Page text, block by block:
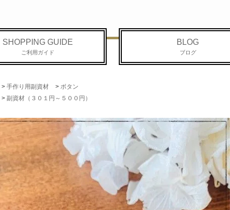
SHOPPING GUIDE
ご利用ガイド
BLOG
ブログ
> 手作り用副資材 > ボタン
> 副資材（３０１円～５００円）